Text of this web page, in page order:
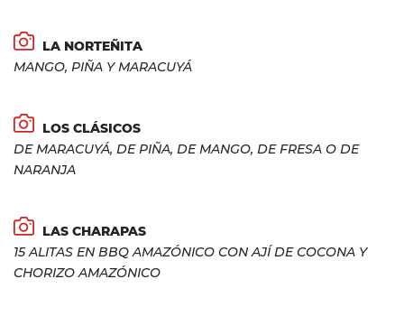
LA NORTEÑITA
MANGO, PIÑA Y MARACUYÁ
LOS CLÁSICOS
DE MARACUYÁ, DE PIÑA, DE MANGO, DE FRESA O DE
NARANJA
LAS CHARAPAS
15 ALITAS EN BBQ AMAZÓNICO CON AJÍ DE COCONA Y
CHORIZO AMAZÓNICO